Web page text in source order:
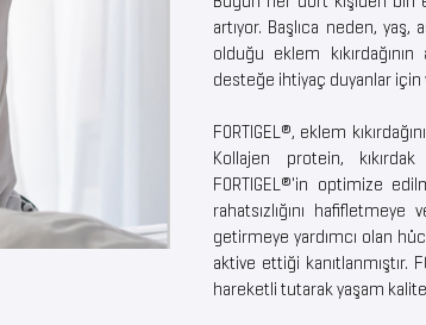
artıyor. Başlıca neden,
olduğu eklem kıkırdağının
desteğe ihtiyaç duyanlar için
FORTIGEL®, eklem
Kollajen protein,
FORTIGEL®'in optimize
rahatsızlığını
getirmeye yardımcı olan
aktive ettiği kanıtlanmıştır.
hareketli tutarak yaşam